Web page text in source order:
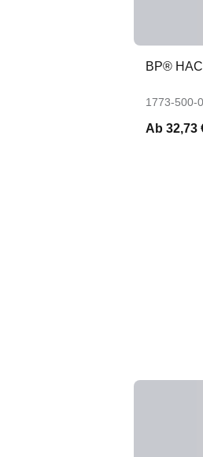
BP®
1773-500-
Ab 32,73